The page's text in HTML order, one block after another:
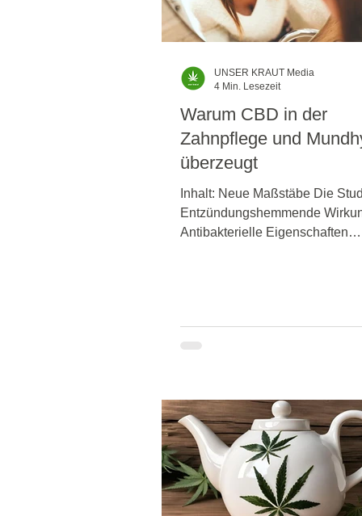
Warum CBD in der
Zahnpflege und
überzeugt
Inhalt: Neue Maßstäbe Die
Entzündungshemmende
Antibakterielle Eigenschaften
Wer denkt bei Zahnpflege an
überzeugt nicht nur in der
oder im Wellnessbereich,
bei der Unterstützung der
UNSER KRAUT Media
4 Min. Lesezeit